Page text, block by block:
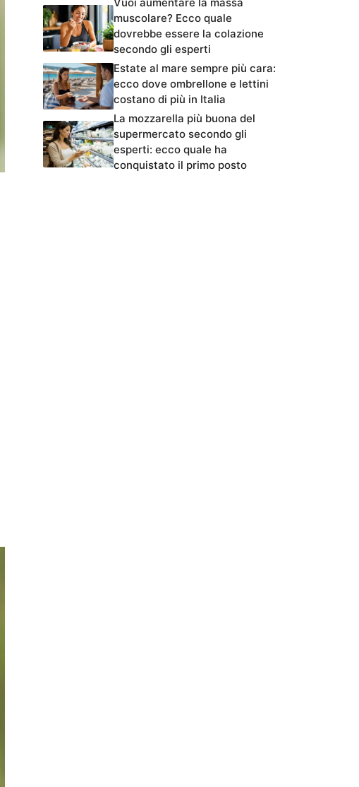
Vuoi aumentare la massa
muscolare? Ecco quale
dovrebbe essere la colazione
secondo gli esperti
Estate al mare sempre più cara:
ecco dove ombrellone e lettini
costano di più in Italia
La mozzarella più buona del
supermercato secondo gli
esperti: ecco quale ha
conquistato il primo posto